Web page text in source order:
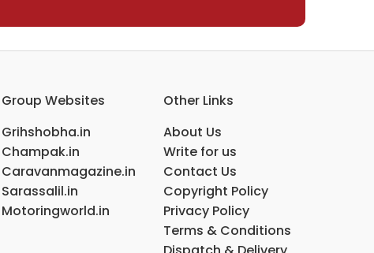
Group Websites
Grihshobha.in
Champak.in
Caravanmagazine.in
Sarassalil.in
Motoringworld.in
Other Links
About Us
Write for us
Contact Us
Copyright Policy
Privacy Policy
Terms & Conditions